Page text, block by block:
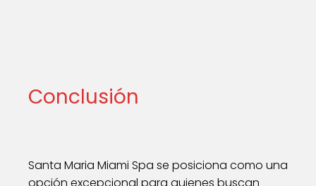
Conclusión
Santa Maria Miami Spa se posiciona como una